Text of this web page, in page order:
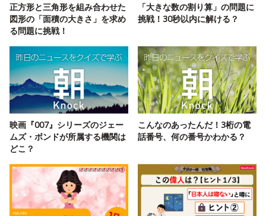
正方形と三角形を組み合わせた
図形の「面積の大きさ」を求め
る問題に挑戦！
「大きな数の割り算」の問題に
挑戦！30秒以内に解ける？
映画『007』シリーズのジェー
ムズ・ボンドが所属する機関は
どこ？
こんなのあったんだ！3桁の電
話番号、何の番号かわかる？